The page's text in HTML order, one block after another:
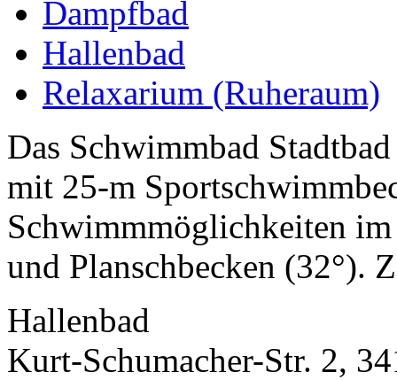
Dampfbad
Hallenbad
Relaxarium (Ruheraum)
Das Schwimmbad
mit 25-m
Schwimmmöglichkeiten
und Planschbecken (32°).
Hallenbad
Kurt-Schumacher-Str. 2,